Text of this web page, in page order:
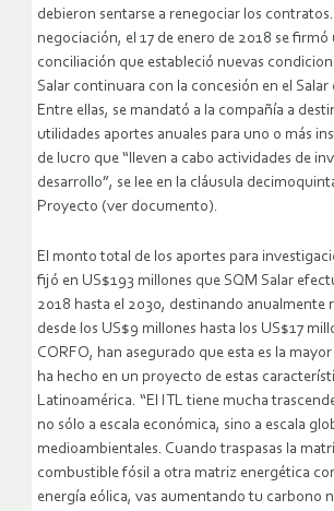
debieron sentarse a renegociar los
negociación, el 17 de enero de 2018 se
conciliación que estableció nuevas
Salar continuara con la concesión en el Salar
Entre ellas, se mandató a la compañía a
utilidades aportes anuales para uno o más
de lucro que “lleven a cabo actividades de
desarrollo”, se lee en la cláusula
Proyecto (ver documento).
El monto total de los aportes para
fijó en US$193 millones que SQM Salar
2018 hasta el 2030, destinando anualmente
desde los US$9 millones hasta los US$17
CORFO, han asegurado que esta es la
ha hecho en un proyecto de estas
Latinoamérica. “El ITL tiene mucha
no sólo a escala económica, sino a escala
medioambientales. Cuando traspasas la
combustible fósil a otra matriz energética
energía eólica, vas aumentando tu carbono